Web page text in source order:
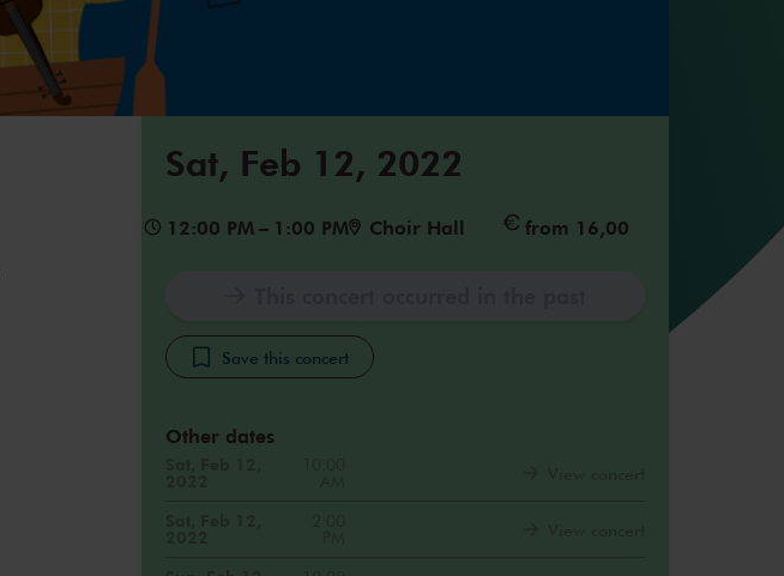
Sat, Feb 12, 2022
12:00 PM – 1:00 PM Choir Hall from 16,00
Save this concert
Other dates